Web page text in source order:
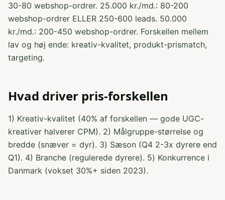
30-80 webshop-ordrer. 25.000 kr./md.: 80-200
webshop-ordrer ELLER 250-600 leads. 50.000
kr./md.: 200-450 webshop-ordrer. Forskellen mellem
lav og høj ende: kreativ-kvalitet, produkt-prismatch,
targeting.
Hvad driver pris-forskellen
1) Kreativ-kvalitet (40% af forskellen — gode UGC-
kreativer halverer CPM). 2) Målgruppe-størrelse og
bredde (snæver = dyr). 3) Sæson (Q4 2-3x dyrere end
Q1). 4) Branche (regulerede dyrere). 5) Konkurrence i
Danmark (vokset 30%+ siden 2023).